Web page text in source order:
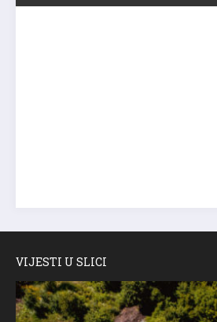
VIJESTI U SLICI